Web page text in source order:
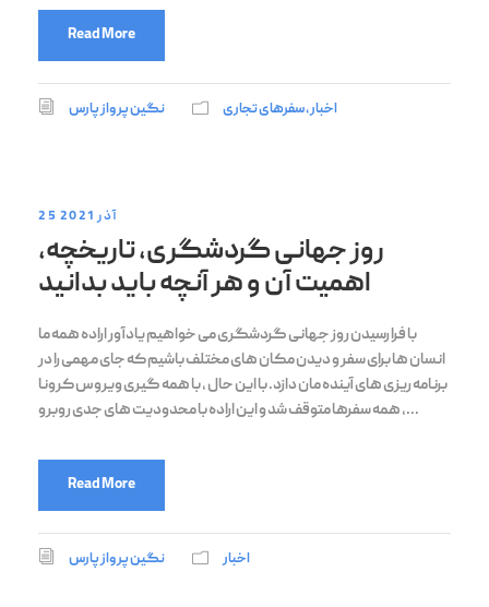
Read More
نگین پرواز پارس اخبار,سفرهای تجاری
25 آذر 2021
روز جهانی گردشگری، تاریخچه،
اهمیت آن و هر آنچه باید بدانید
با فرا رسیدن روز جهانی گردشگری می خواهیم یادآور اراده همه ما
انسان ها برای سفر و دیدن مکان های مختلف باشیم که جای مهمی را در
برنامه ریزی های آینده مان دازد. با این حال ، با همه گیری ویروس کرونا
، همه سفرها متوقف شد و این اراده با محدودیت های جدی روبرو...
Read More
نگین پرواز پارس اخبار